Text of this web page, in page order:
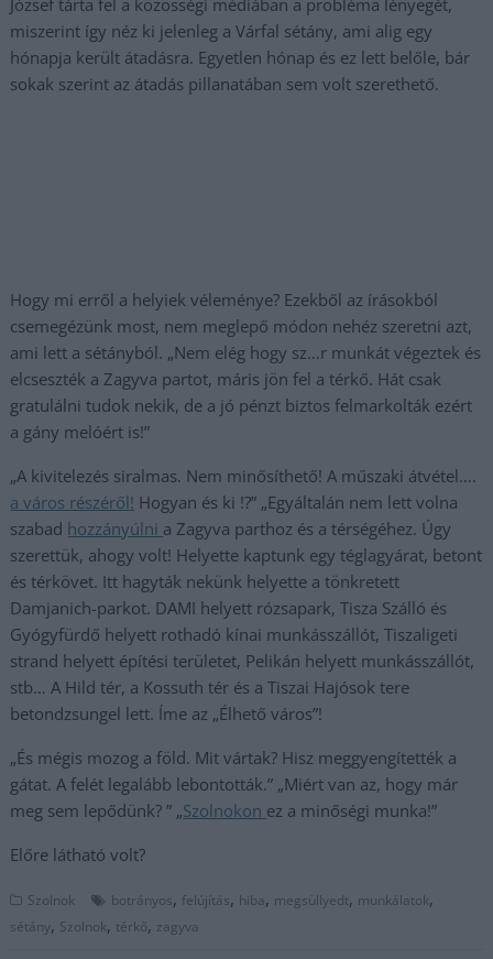
József tárta fel a közösségi médiában a probléma lényegét,
miszerint így néz ki jelenleg a Várfal sétány, ami alig egy
hónapja került átadásra. Egyetlen hónap és ez lett belőle, bár
sokak szerint az átadás pillanatában sem volt szerethető.
Hogy mi erről a helyiek véleménye? Ezekből az írásokból
csemegézünk most, nem meglepő módon nehéz szeretni azt,
ami lett a sétányból. „Nem elég hogy sz…r munkát végeztek és
elcseszték a Zagyva partot, máris jön fel a térkő. Hát csak
gratulálni tudok nekik, de a jó pénzt biztos felmarkolták ezért
a gány melóért is!”
„A kivitelezés siralmas. Nem minősíthető! A műszaki átvétel….
a város részéről! Hogyan és ki !?” „Egyáltalán nem lett volna
szabad hozzányúlni a Zagyva parthoz és a térségéhez. Úgy
szerettük, ahogy volt! Helyette kaptunk egy téglagyárat, betont
és térkövet. Itt hagyták nekünk helyette a tönkretett
Damjanich-parkot. DAMI helyett rózsapark, Tisza Szálló és
Gyógyfürdő helyett rothadó kínai munkásszállót, Tiszaligeti
strand helyett építési területet, Pelikán helyett munkásszállót,
stb… A Hild tér, a Kossuth tér és a Tiszai Hajósok tere
betondzsungel lett. Íme az „Élhető város”!
„És mégis mozog a föld. Mit vártak? Hisz meggyengítették a
gátat. A felét legalább lebontották.” „Miért van az, hogy már
meg sem lepődünk? ” „Szolnokon ez a minőségi munka!”
Előre látható volt?
Szolnok botrányos, felújítás, hiba, megsüllyedt, munkálatok,
sétány, Szolnok, térkő, zagyva